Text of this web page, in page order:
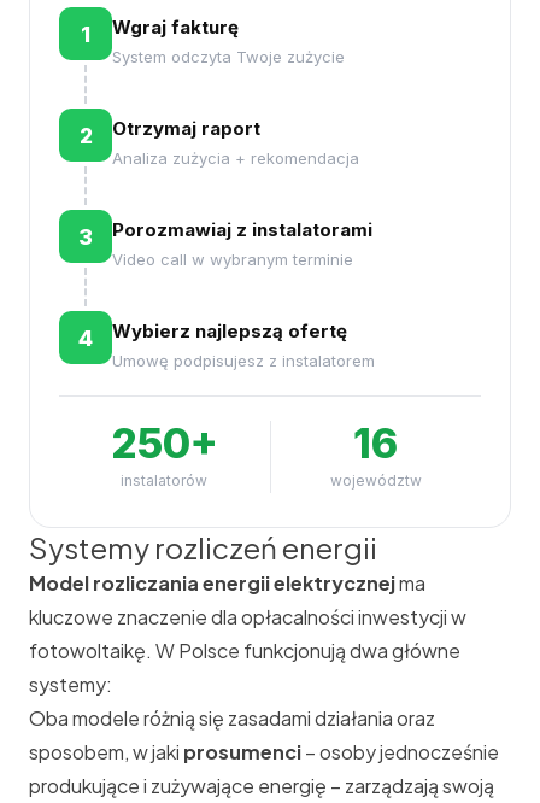
1 Wgraj fakturę
System odczyta Twoje zużycie
2 Otrzymaj raport
Analiza zużycia + rekomendacja
3 Porozmawiaj z instalatorami
Video call w wybranym terminie
4 Wybierz najlepszą ofertę
Umowę podpisujesz z instalatorem
250+
instalatorów
16
województw
Systemy rozliczeń energii
Model rozliczania energii elektrycznejma
kluczowe znaczenie dla opłacalności inwestycji w
fotowoltaikę. W Polsce funkcjonują dwa główne
systemy:
Oba modele różnią się zasadami działania oraz
sposobem, w jaki prosumenci– osoby jednocześnie
produkujące i zużywające energię – zarządzają swoją